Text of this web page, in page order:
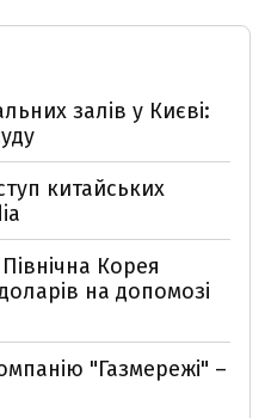
залів у Києві:
китайських
Корея
на допомозі
"Газмережі" –